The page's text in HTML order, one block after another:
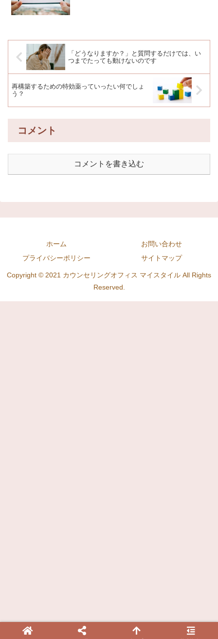
「どうなりますか？」と質問するだけでは、い
つまでたっても動けないのです
再構築するための特効薬っていったい何でしょ
う？
コメント
コメントを書き込む
ホーム
お問い合わせ
プライバシーポリシー
サイトマップ
Copyright © 2021 カウンセリングオフィス マイスタイル All Rights
Reserved.